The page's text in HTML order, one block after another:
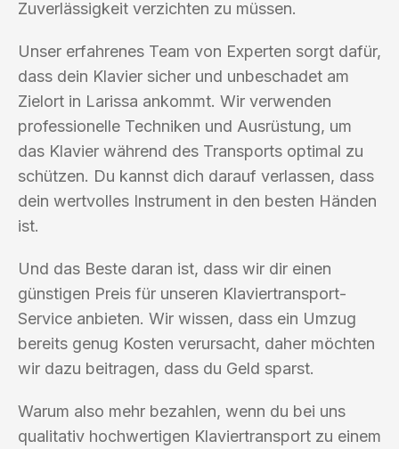
Zuverlässigkeit verzichten zu müssen.
Unser erfahrenes Team von Experten sorgt dafür,
dass dein Klavier sicher und unbeschadet am
Zielort in Larissa ankommt. Wir verwenden
professionelle Techniken und Ausrüstung, um
das Klavier während des Transports optimal zu
schützen. Du kannst dich darauf verlassen, dass
dein wertvolles Instrument in den besten Händen
ist.
Und das Beste daran ist, dass wir dir einen
günstigen Preis für unseren Klaviertransport-
Service anbieten. Wir wissen, dass ein Umzug
bereits genug Kosten verursacht, daher möchten
wir dazu beitragen, dass du Geld sparst.
Warum also mehr bezahlen, wenn du bei uns
qualitativ hochwertigen Klaviertransport zu einem